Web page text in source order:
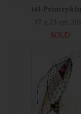
t61-
17 x 23 cm
SOLD